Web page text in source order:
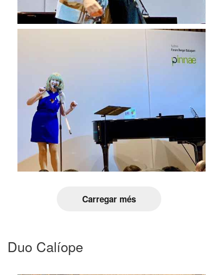
Carregar més
Duo Calíope